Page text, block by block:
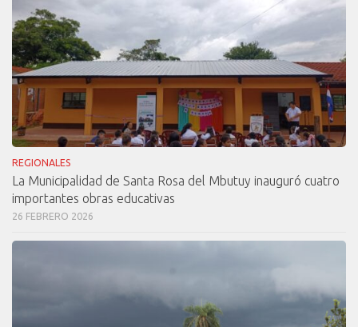
REGIONALES
La Municipalidad de Santa Rosa del Mbutuy inauguró cuatro
importantes obras educativas
26 FEBRERO 2026